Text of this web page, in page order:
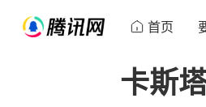
首页
卡斯